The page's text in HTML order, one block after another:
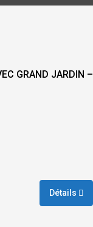
GRAND JARDIN –
Détails